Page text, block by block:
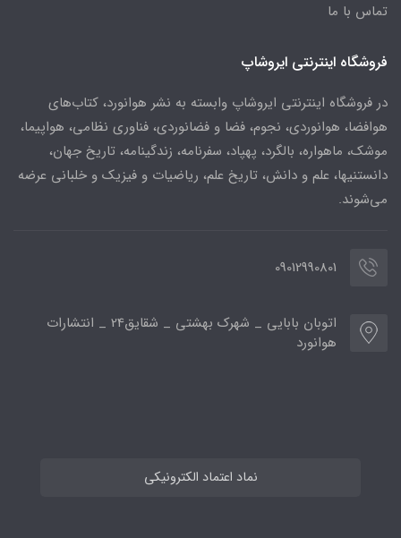
تماس با ما
فروشگاه اینترنتی ایروشاپ
در فروشگاه اینترنتی ایروشاپ وابسته به نشر هوانورد، کتاب‌های
هوافضا، هوانوردی، نجوم، فضا و فضانوردی، فناوری نظامی، هواپیما،
موشک، ماهواره، بالگرد، پهپاد، سفرنامه، زندگینامه، تاریخ جهان،
دانستنیها، علم و دانش، تاریخ علم، ریاضیات و فیزیک و خلبانی عرضه
می‌شوند.
09012990801
اتوبان بابایی _ شهرک بهشتی _ شقایق24 _ انتشارات
هوانورد
نماد اعتماد الکترونیکی